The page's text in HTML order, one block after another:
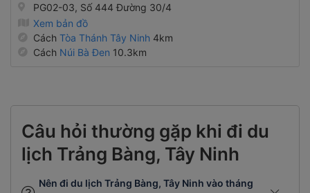
PG02-03, Số 444 Đường 30/4
Xem bản đồ
Cách Tòa Thánh Tây Ninh 4km
Cách Núi Bà Đen 10.3km
Câu hỏi thường gặp khi đi du
lịch Trảng Bàng, Tây Ninh
Nên đi du lịch Trảng Bàng, Tây Ninh vào tháng